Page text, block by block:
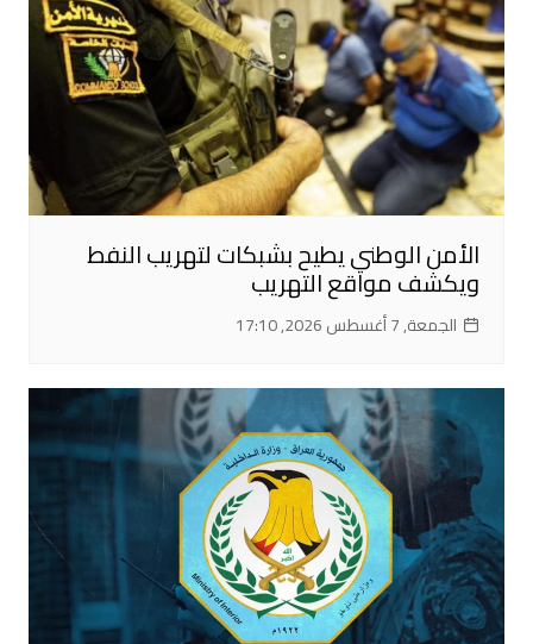
الأمن الوطني يطيح بشبكات لتهريب النفط
ويكشف مواقع التهريب
الجمعة, 7 أغسطس 2026, 17:10